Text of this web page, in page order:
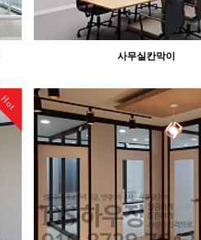
사무실칸막이
Hot